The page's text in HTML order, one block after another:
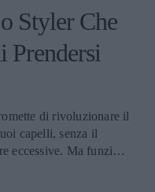
Styler Che
Prendersi
di rivoluzionare il
capelli, senza il
eccessive. Ma funziona